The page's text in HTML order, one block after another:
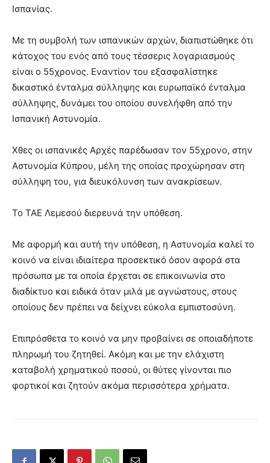
Ισπανίας.
Με τη συμβολή των ισπανικών αρχών, διαπιστώθηκε ότι
κάτοχος του ενός από τους τέσσερις λογαριασμούς
είναι ο 55χρονος. Εναντίον του εξασφαλίστηκε
δικαστικό ένταλμα σύλληψης και ευρωπαϊκό ένταλμα
σύλληψης, δυνάμει του οποίου συνελήφθη από την
Ισπανική Αστυνομία.
Χθες οι ισπανικές Αρχές παρέδωσαν τον 55χρονο, στην
Αστυνομία Κύπρου, μέλη της οποίας προχώρησαν στη
σύλληψη του, για διευκόλυνση των ανακρίσεων.
Το ΤΑΕ Λεμεσού διερευνά την υπόθεση.
Με αφορμή και αυτή την υπόθεση, η Αστυνομία καλεί το
κοινό να είναι ιδιαίτερα προσεκτικό όσον αφορά στα
πρόσωπα με τα οποία έρχεται σε επικοινωνία στο
διαδίκτυο και ειδικά όταν μιλά με αγνώστους, στους
οποίους δεν πρέπει να δείχνει εύκολα εμπιστοσύνη.
Επιπρόσθετα το κοινό να μην προβαίνει σε οποιαδήποτε
πληρωμή του ζητηθεί. Ακόμη και με την ελάχιστη
καταβολή χρηματικού ποσού, οι θύτες γίνονται πιο
φορτικοί και ζητούν ακόμα περισσότερα χρήματα.